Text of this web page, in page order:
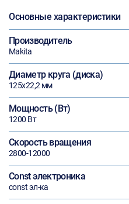
Основные характеристики
Производитель
Makita
Диаметр круга (диска)
125х22,2 мм
Мощность (Вт)
1200 Вт
Скорость вращения
2800-12000
Const электроника
const эл-ка